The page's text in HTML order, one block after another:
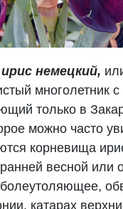
ирис немецкий,
многолетник
только в
можно часто
корневища
весной
болеутоляющее,
катарах